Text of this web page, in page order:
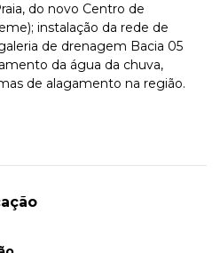
do novo Centro de
instalação da rede de
de drenagem Bacia 05
da água da chuva,
de alagamento na região.